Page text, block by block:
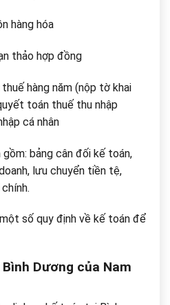
hàng hóa
thảo hợp đồng
hàng năm (nộp tờ khai
toán thuế thu nhập
cá nhân
bảng cân đối kế toán,
lưu chuyển tiền tệ,
số quy định về kế toán để
Dương của Nam